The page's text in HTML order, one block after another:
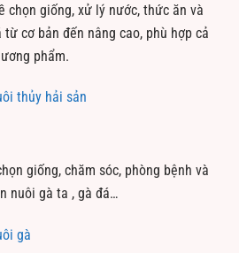
chọn giống, xử lý nước, thức ăn và
cơ bản đến nâng cao, phù hợp cả
phẩm.
thủy hải sản
giống, chăm sóc, phòng bệnh và
nuôi gà ta , gà đá…
gà